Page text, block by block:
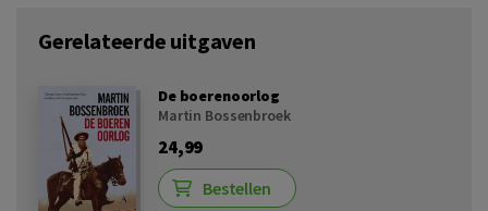
Gerelateerde uitgaven
De boerenoorlog
Martin Bossenbroek
24,99
Bestellen